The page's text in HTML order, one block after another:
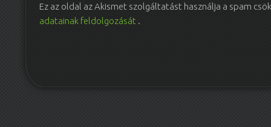
Ez az oldal az Akismet szolgáltatást használja a spam
adatainak feldolgozását .